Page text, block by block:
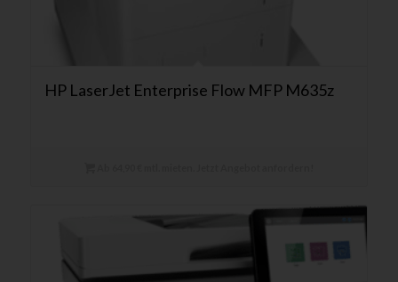
HP LaserJet Enterprise Flow MFP M635z